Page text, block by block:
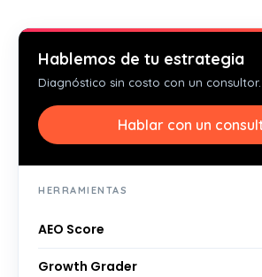
Hablemos de tu estrategia
Diagnóstico sin costo con un consultor.
Hablar con un
HERRAMIENTAS
AEO Score
Growth Grader